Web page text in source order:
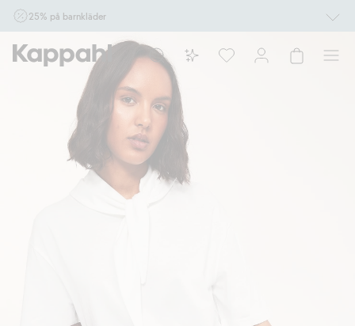
25% på barnkläder
Gäller online vid köp av 2 eller fler varor som ingår i erbjudandet tom den 10/8 kl
10.00. Ej Newbie. Gäller för dig som är eller blir medlem. Kan ej kombineras med
andra rabatter eller erbjudanden.
Shoppa nu